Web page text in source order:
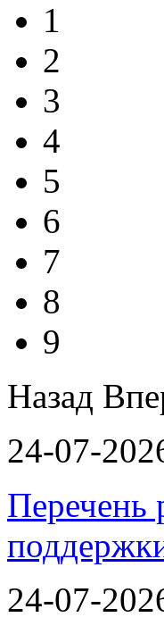
1
2
3
4
5
6
7
8
9
Назад
24-07-
Перечень
24-07-